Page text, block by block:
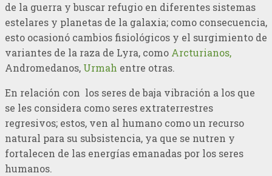
de la guerra y buscar refugio en diferentes sistemas
estelares y planetas de la galaxia; como consecuencia,
esto ocasionó cambios fisiológicos y el surgimiento de
variantes de la raza de Lyra, como Arcturianos,
Andromedanos, Urmah entre otras.
En relación con los seres de baja vibración a los que
se les considera como seres extraterrestres
regresivos; estos, ven al humano como un recurso
natural para su subsistencia, ya que se nutren y
fortalecen de las energías emanadas por los seres
humanos.